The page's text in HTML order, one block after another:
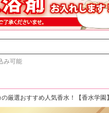
み可能
の厳選おすすめ人気香水！【香水学
ろいろ少
力でし
クロエさん
気持ちよくお取引が出